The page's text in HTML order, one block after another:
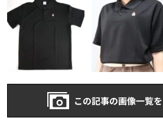
この記事の画像一覧を